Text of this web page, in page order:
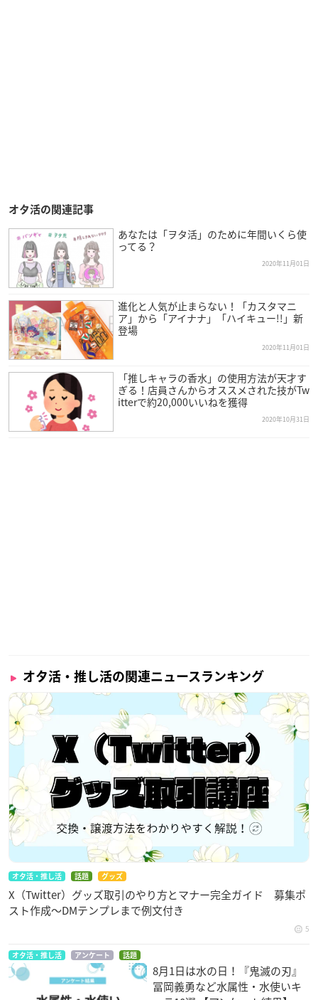
オタ活の関連記事
あなたは「ヲタ活」のために年間いくら使
ってる？
2020年11月01日
進化と人気が止まらない！「カスタマニ
ア」から「アイナナ」「ハイキュー!!」新
登場
2020年11月01日
「推しキャラの香水」の使用方法が天才す
ぎる！店員さんからオススメされた技がTw
itterで約20,000いいねを獲得
2020年10月31日
オタ活・推し活の関連ニュースランキング
オタ活・推し活 話題 グッズ
X（Twitter）グッズ取引のやり方とマナー完全ガイド 募集ポ
スト作成〜DMテンプレまで例文付き
5
オタ活・推し活 アンケート 話題
8月1日は水の日！『鬼滅の刃』
冨岡義勇など水属性・水使いキ